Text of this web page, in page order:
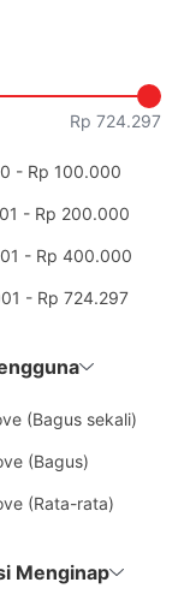
Rp 724.297
- Rp 100.000
- Rp 200.000
- Rp 400.000
- Rp 724.297
(Bagus sekali)
(Bagus)
(Rata-rata)
Menginap